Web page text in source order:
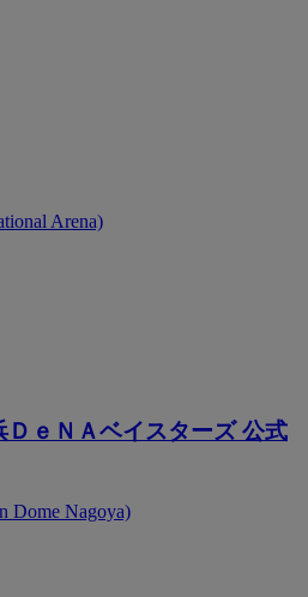
Arena)
ｅＮＡベイスターズ 公式
Dome Nagoya)